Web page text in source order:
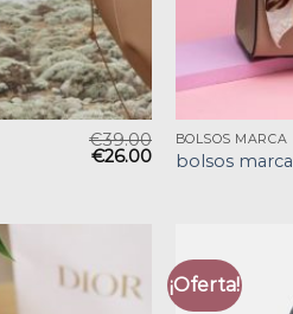
€39.00
€26.00
BOLSOS MARCA
bolsos marca
¡Oferta!